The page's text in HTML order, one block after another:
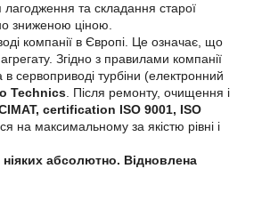
та складання старої
зниженою ціною.
компанії в Європі. Це означає, що
Згідно з правилами компанії
в сервоприводі турбіни (електронний
Technics . Після ремонту, очищення і
certification ISO 9001, ISO
на максимальному за якістю рівні і
ніяких абсолютно. Відновлена